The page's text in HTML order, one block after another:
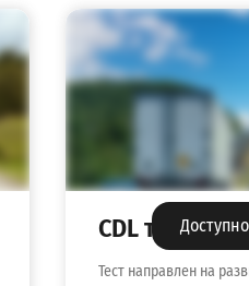
CDL тест на
Тест направлен на